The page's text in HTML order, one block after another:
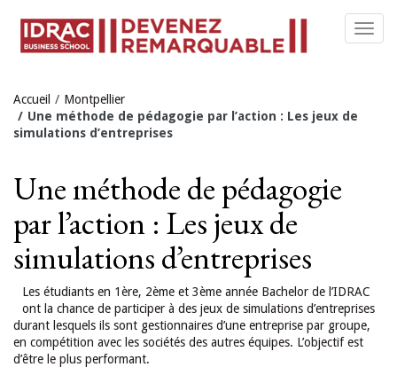
Accueil
Montpellier
Une méthode de pédagogie par l’action : Les jeux de
simulations d’entreprises
Une méthode de pédagogie
par l’action : Les jeux de
simulations d’entreprises
Les étudiants en 1ère, 2ème et 3ème année Bachelor de l’IDRAC
ont la chance de participer à des jeux de simulations d’entreprises
durant lesquels ils sont gestionnaires d’une entreprise par groupe,
en compétition avec les sociétés des autres équipes. L’objectif est
d’être le plus performant.